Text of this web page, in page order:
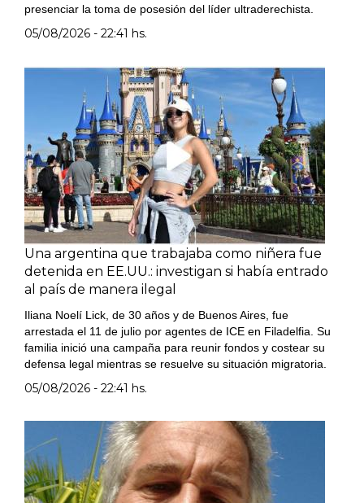
presenciar la toma de posesión del líder ultraderechista.
05/08/2026 - 22:41 hs.
Una argentina que trabajaba como niñera fue
detenida en EE.UU.: investigan si había entrado
al país de manera ilegal
Iliana Noelí Lick, de 30 años y de Buenos Aires, fue
arrestada el 11 de julio por agentes de ICE en Filadelfia. Su
familia inició una campaña para reunir fondos y costear su
defensa legal mientras se resuelve su situación migratoria.
05/08/2026 - 22:41 hs.